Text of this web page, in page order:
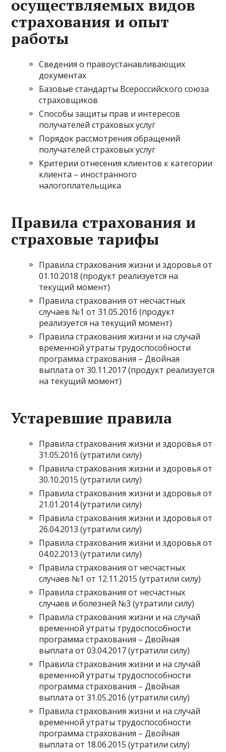
осуществляемых видов
страхования и опыт
работы
Сведения о правоустанавливающих
документах
Базовые стандарты Всероссийского союза
страховщиков
Способы защиты прав и интересов
получателей страховых услуг
Порядок рассмотрения обращений
получателей страховых услуг
Критерии отнесения клиентов к категории
клиента – иностранного
налогоплательщика
Правила страхования и
страховые тарифы
Правила страхования жизни и здоровья от
01.10.2018 (продукт реализуется на
текущий момент)
Правила страхования от несчастных
случаев №1 от 31.05.2016 (продукт
реализуется на текущий момент)
Правила страхования жизни и на случай
временной утраты трудоспособности
программа страхования – Двойная
выплата от 30.11.2017 (продукт реализуется
на текущий момент)
Устаревшие правила
Правила страхования жизни и здоровья от
31.05.2016 (утратили силу)
Правила страхования жизни и здоровья от
30.10.2015 (утратили силу)
Правила страхования жизни и здоровья от
21.01.2014 (утратили силу)
Правила страхования жизни и здоровья от
26.04.2013 (утратили силу)
Правила страхования жизни и здоровья от
04.02.2013 (утратили силу)
Правила страхования от несчастных
случаев №1 от 12.11.2015 (утратили силу)
Правила страхования от несчастных
случаев и болезней №3 (утратили силу)
Правила страхования жизни и на случай
временной утраты трудоспособности
программа страхования – Двойная
выплата от 03.04.2017 (утратили силу)
Правила страхования жизни и на случай
временной утраты трудоспособности
программа страхования – Двойная
выплата от 31.05.2016 (утратили силу)
Правила страхования жизни и на случай
временной утраты трудоспособности
программа страхования – Двойная
выплата от 18.06.2015 (утратили силу)